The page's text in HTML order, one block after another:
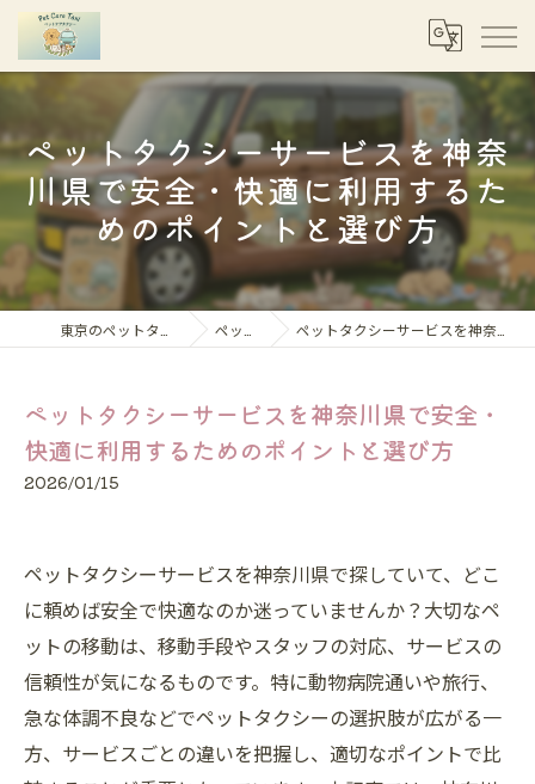
ペットタクシーサービスを神奈
川県で安全・快適に利用するた
めのポイントと選び方
ペット移動コラム ペットタクシーサービスを神奈川県で安全・快適に利用するためのポイントと選び方
ペットタクシーサービスを神奈川県で安全・
快適に利用するためのポイントと選び方
2026/01/15
ペットタクシーサービスを神奈川県で探していて、どこ
に頼めば安全で快適なのか迷っていませんか？大切なペ
ットの移動は、移動手段やスタッフの対応、サービスの
信頼性が気になるものです。特に動物病院通いや旅行、
急な体調不良などでペットタクシーの選択肢が広がる一
方、サービスごとの違いを把握し、適切なポイントで比